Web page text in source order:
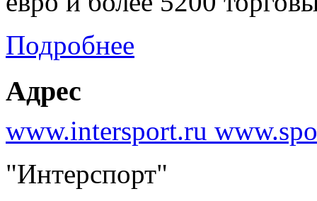
Подробнее
Адрес
www.intersport.ru
"Интерспорт"